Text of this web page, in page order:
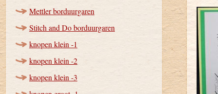
Mettler borduurgaren
Stitch and Do borduurgaren
knopen klein -1
knopen klein -2
knopen klein -3